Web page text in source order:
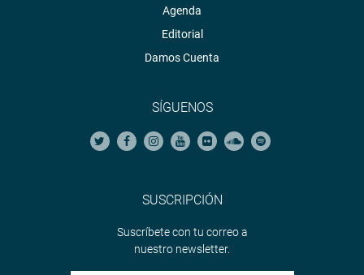
Agenda
Editorial
Damos Cuenta
SÍGUENOS
SUSCRIPCIÓN
Suscríbete con tu correo a
nuestro newsletter.